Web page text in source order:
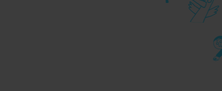
informativa cookie
Chiudendo il banner
senza alcuna
cookie tecnici.